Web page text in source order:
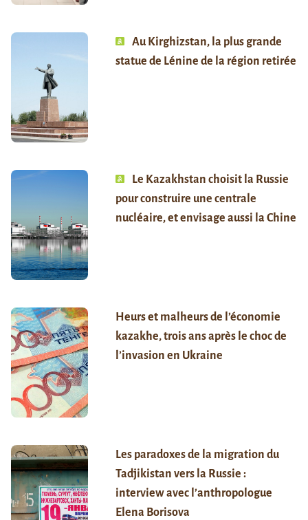
Au Kirghizstan, la plus grande
statue de Lénine de la région retirée
Le Kazakhstan choisit la Russie
pour construire une centrale
nucléaire, et envisage aussi la Chine
Heurs et malheurs de l’économie
kazakhe, trois ans après le choc de
l’invasion en Ukraine
Les paradoxes de la migration du
Tadjikistan vers la Russie :
interview avec l’anthropologue
Elena Borisova